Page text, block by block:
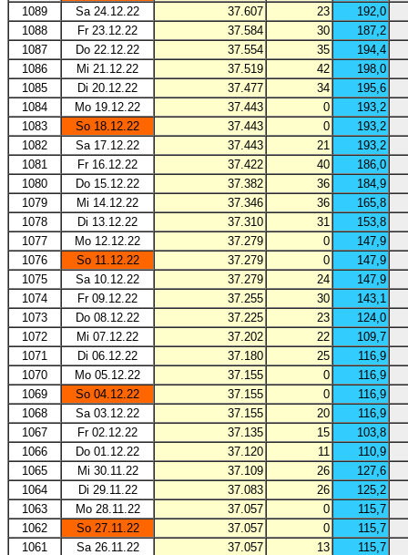
1089
Sa 24.12.22 37.607 23
192,0
1088
Fr 23.12.22 37.584 30
187,2
1087
Do 22.12.22 37.554 35
194,4
1086
Mi 21.12.22 37.519 42
198,0
1085
Di 20.12.22 37.477 34
195,6
1084
Mo 19.12.22 37.443 0
193,2
1083
So 18.12.22 37.443 0
193,2
1082
Sa 17.12.22 37.443 21
193,2
1081
Fr 16.12.22 37.422 40
186,0
1080
Do 15.12.22 37.382 36
184,9
1079
Mi 14.12.22 37.346 36
165,8
1078
Di 13.12.22 37.310 31
153,8
1077
Mo 12.12.22 37.279 0
147,9
1076
So 11.12.22 37.279 0
147,9
1075
Sa 10.12.22 37.279 24
147,9
1074
Fr 09.12.22 37.255 30
143,1
1073
Do 08.12.22 37.225 23
124,0
1072
Mi 07.12.22 37.202 22
109,7
1071
Di 06.12.22 37.180 25
116,9
1070
Mo 05.12.22 37.155 0
116,9
1069
So 04.12.22 37.155 0
116,9
1068
Sa 03.12.22 37.155 20
116,9
1067
Fr 02.12.22 37.135 15
103,8
1066
Do 01.12.22 37.120 11
110,9
1065
Mi 30.11.22 37.109 26
127,6
1064
Di 29.11.22 37.083 26
125,2
1063
Mo 28.11.22 37.057 0
115,7
1062
So 27.11.22 37.057 0
115,7
1061
Sa 26.11.22 37.057 13
115,7